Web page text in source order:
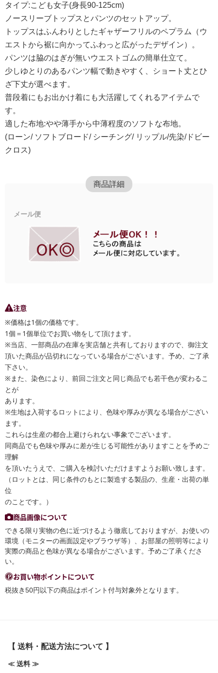
タイプ:こども女子(身長90-125cm)
ノースリーブトップスとパンツのセットアップ。
トップスはふんわりとしたギャザーフリルのペプラム（ウ
エストから裾に向かってふわっと広がったデザイン）。
パンツは脇のはぎが無いウエストゴムの簡単仕立て。
少しゆとりのあるパンツ幅で動きやすく、ショート丈とひ
ざ下丈が選べます。
普段着にもお出かけ着にも大活躍してくれるアイテムで
す。
適した布地:やや薄手から中薄程度のソフトな布地。
(ローン/ ソフトブロード/ シーチング/ リップル/先染/ドビー
クロス)
商品詳細
メール便
注意
※価格は1個の価格です。
1個＝1個単位でお買い物をして頂けます。
※当店、一部商品の在庫を実店舗と共有しておりますので、御注文
頂いた商品が品切れになっている場合がございます。予め、ご了承
下さい。
※また、染色により、前回ご注文と同じ商品でも若干色が変わるこ
とが
あります。
※生地は入荷するロットにより、色味や厚みが異なる場合がござい
ます。
これらは生産の都合上避けられない事象でございます。
同商品でも色味や厚みに差が生じる可能性がありますことを予めご
理解
を頂いたうえで、ご購入を検討いただけますようお願い致します。
（ロットとは、同じ条件のもとに製造する製品の、生産・出荷の単
位
のことです。）
商品画像について
できる限り実物の色に近づけるよう徹底しておりますが、お使いの
環境（モニターの画面設定やブラウザ等）、お部屋の照明等により
実際の商品と色味が異なる場合がございます。予めご了承くださ
い。
お買い物ポイントについて
税抜き50円以下の商品はポイント付与対象外となります。
【 送料・配送方法について 】
≪ 送料 ≫